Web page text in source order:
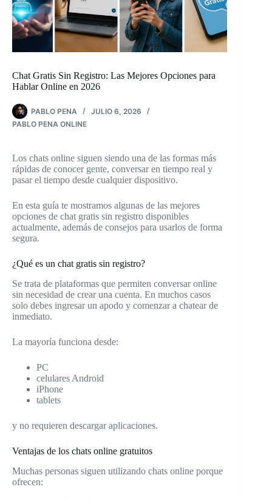
Chat Gratis Sin Registro: Las Mejores Opciones para
Hablar Online en 2026
PABLO PENA
JULIO 6, 2026
PABLO PENA ONLINE
Los chats online siguen siendo una de las formas más
rápidas de conocer gente, conversar en tiempo real y
pasar el tiempo desde cualquier dispositivo.
En esta guía te mostramos algunas de las mejores
opciones de chat gratis sin registro disponibles
actualmente, además de consejos para usarlos de forma
segura.
¿Qué es un chat gratis sin registro?
Se trata de plataformas que permiten conversar online
sin necesidad de crear una cuenta. En muchos casos
solo debes ingresar un apodo y comenzar a chatear de
inmediato.
La mayoría funciona desde:
PC
celulares Android
iPhone
tablets
y no requieren descargar aplicaciones.
Ventajas de los chats online gratuitos
Muchas personas siguen utilizando chats online porque
ofrecen: